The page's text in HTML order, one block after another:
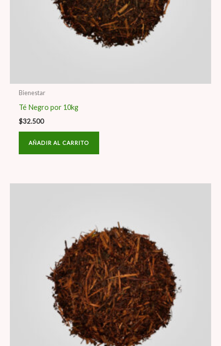
Bienestar
Té Negro por 10kg
$32.500
AÑADIR AL CARRITO